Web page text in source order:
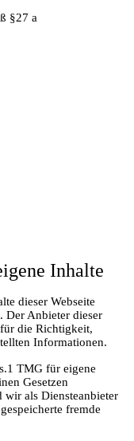
§27 a
Inhalte
dieser Webseite
Der Anbieter dieser
die Richtigkeit,
Informationen.
TMG für eigene
Gesetzen
als Diensteanbieter
fremde